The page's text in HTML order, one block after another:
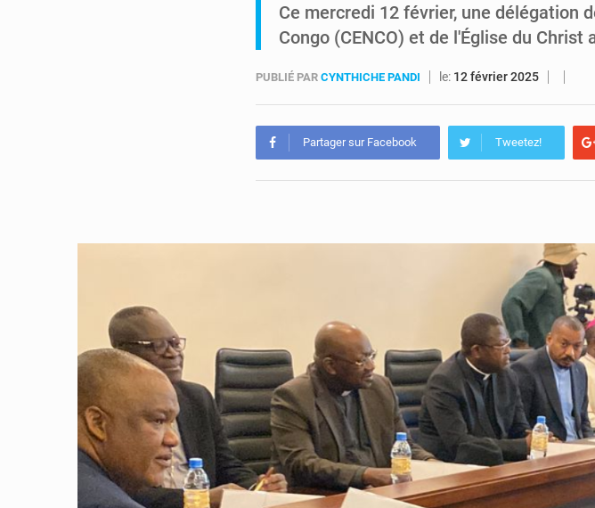
Ce mercredi 12 février, une délégation
Congo (CENCO) et de l'Église du Christ
PUBLIÉ PAR CYNTHICHE PANDI le: 12 février 2025
Partager sur Facebook Tweetez!